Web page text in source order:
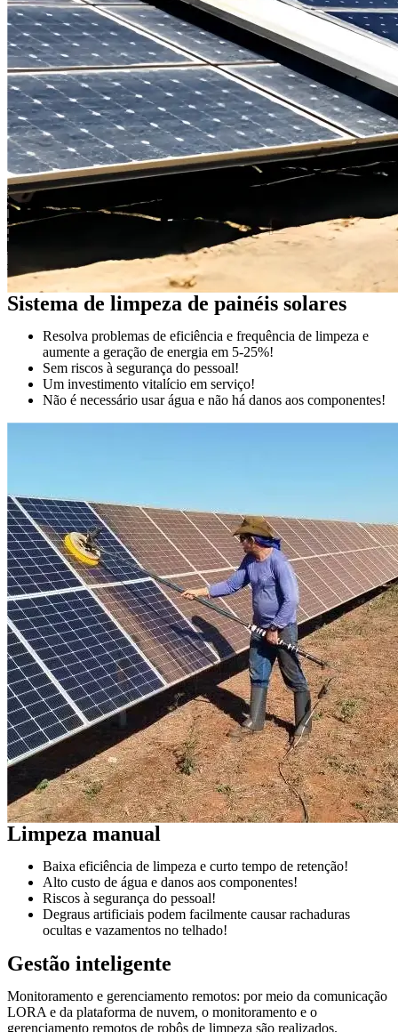
Sistema de limpeza de painéis solares
Resolva problemas de eficiência e frequência de limpeza e
aumente a geração de energia em 5-25%!
Sem riscos à segurança do pessoal!
Um investimento vitalício em serviço!
Não é necessário usar água e não há danos aos componentes!
Limpeza manual
Baixa eficiência de limpeza e curto tempo de retenção!
Alto custo de água e danos aos componentes!
Riscos à segurança do pessoal!
Degraus artificiais podem facilmente causar rachaduras
ocultas e vazamentos no telhado!
Gestão inteligente
Monitoramento e gerenciamento remotos: por meio da comunicação
LORA e da plataforma de nuvem, o monitoramento e o
gerenciamento remotos de robôs de limpeza são realizados.